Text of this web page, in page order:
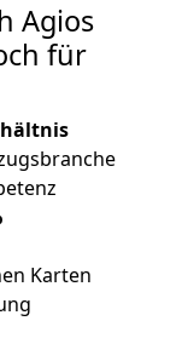
Agios
für
Karten